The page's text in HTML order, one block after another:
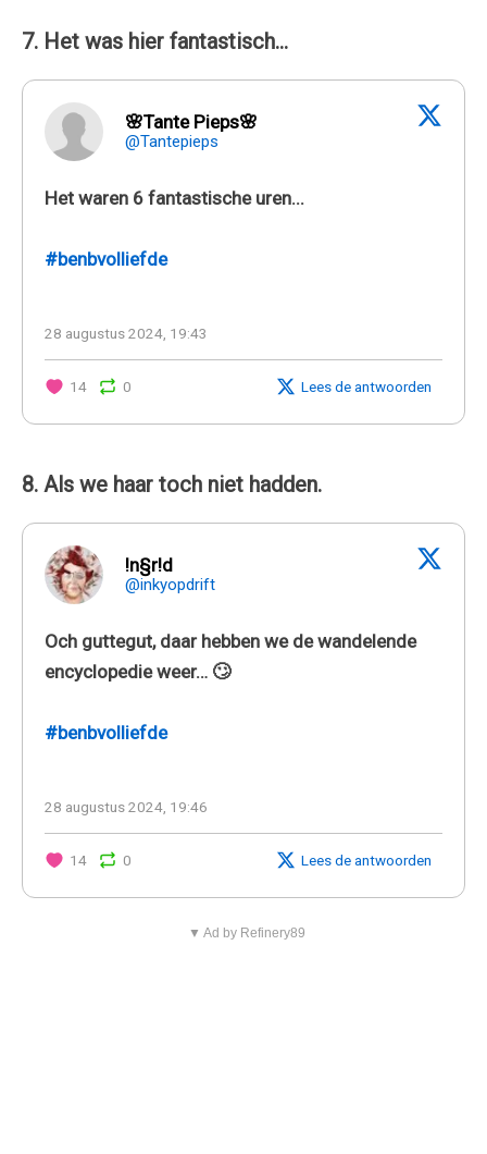
7. Het was hier fantastisch...
🌸Tante Pieps🌸
@Tantepieps
Het waren 6 fantastische uren...
#benbvolliefde
28 augustus 2024, 19:43
14 0 Lees de antwoorden
8. Als we haar toch niet hadden.
!n§r!d
@inkyopdrift
Och guttegut, daar hebben we de wandelende
encyclopedie weer… 🙄
#benbvolliefde
28 augustus 2024, 19:46
14 0 Lees de antwoorden
▼ Ad by Refinery89